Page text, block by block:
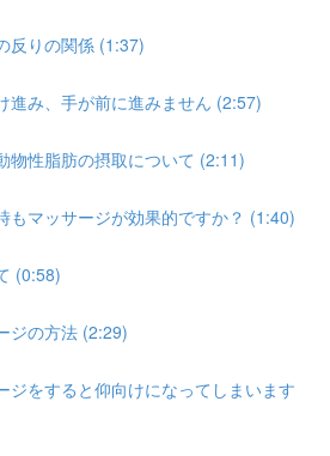
反りの関係 (1:37)
進み、手が前に進みません (2:57)
物性脂肪の摂取について (2:11)
もマッサージが効果的ですか？ (1:40)
(0:58)
ジの方法 (2:29)
ジをすると仰向けになってしまいます